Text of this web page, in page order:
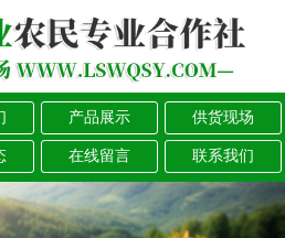
产品展示 供货现场
在线留言 联系我们